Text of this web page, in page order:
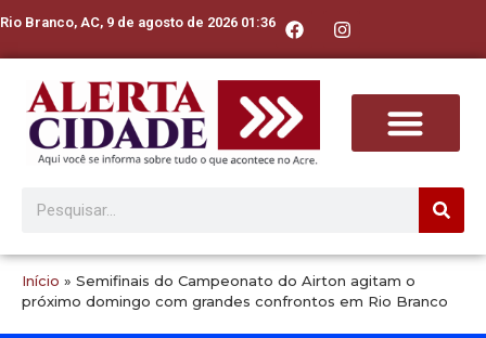
Rio Branco, AC, 9 de agosto de 2026 01:36
Início » Semifinais do Campeonato do Airton agitam o
próximo domingo com grandes confrontos em Rio Branco